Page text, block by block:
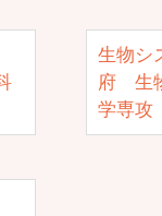
生物シ
府 生
学専攻